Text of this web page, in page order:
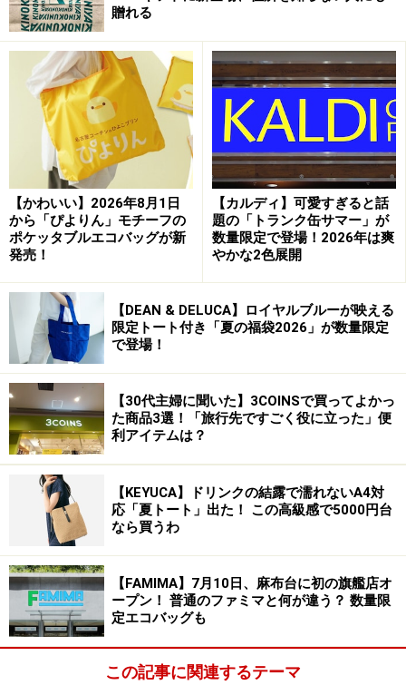
Sサイズは、ちょっとしたお出かけに最適（※画像：DEAN &
DELUCA）
「S」と「L」の2サイズ展開です。コンパクトなSサイズ
（幅39×高さ21.3×マチ17.7cm／税込3300円）は、折りた
たみ傘やウォーターボトルがしっかり収まるマチの広さ
が魅力。ショッピングのサブバッグや、ちょっとしたお
出かけに重宝します。
Lサイズ（幅50×高さ35×マチ13.5cm／税込4400円）は大
容量設計で、ロング＆ショートのダブルハンドル仕様。
肩掛けでも手持ちでも使えるので、海やプール、バーベ
キューなど夏のレジャーシーンにも活躍します。数量限
定のため、気になる方はお早めに。
サイズ比較。左がSサイズ、右がLサイズ（※画像：DEAN &
DELUCA）
購入方法
販売開始：
2026年6月16日（火）※楽天市場のみ6月22日
（月）～
発売時間：
舗営業開始時間～
取扱店舗：
マーケット店舗・カフェ店舗・公式オンライ
ンストア・ECモール公式ストア（and ST／楽天市場）
購入制限：店頭での購入は、1家族（1組）につき各サイ
ズ5枚まで（※予約・取り置き不可。数量限定・なくなり
贈れる
【かわいい】2026年8月1日
から「ぴよりん」モチーフの
ポケッタブルエコバッグが新
発売！
【カルディ】可愛すぎると話
題の「トランク缶サマー」が
数量限定で登場！2026年は爽
やかな2色展開
【DEAN & DELUCA】ロイヤルブルーが映える
限定トート付き「夏の福袋2026」が数量限定
で登場！
【30代主婦に聞いた】3COINSで買ってよかっ
た商品3選！「旅行先ですごく役に立った」便
利アイテムは？
【KEYUCA】ドリンクの結露で濡れないA4対
応「夏トート」出た！ この高級感で5000円台
なら買うわ
【FAMIMA】7月10日、麻布台に初の旗艦店オ
ープン！ 普通のファミマと何が違う？ 数量限
定エコバッグも
この記事に関連するテーマ